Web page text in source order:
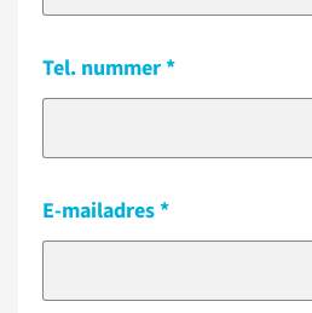
Tel. nummer
E-mailadres